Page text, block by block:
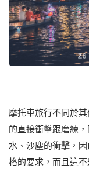
摩托車旅行不同於
的直接衝擊跟磨練
水、沙塵的衝擊，
格的要求，而且這